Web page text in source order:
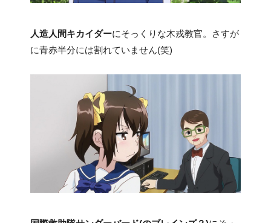
人造人間キカイダーにそっくりな木戎教官。さすが
に青赤半分には割れていません(笑)